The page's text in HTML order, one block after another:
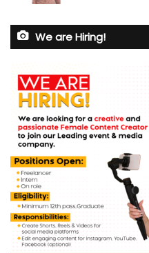
We are Hiring!